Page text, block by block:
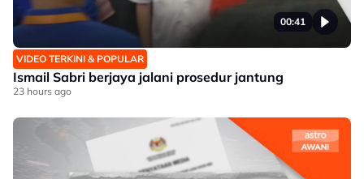
00:41
VIDEO TERKINI & POPULAR
Ismail Sabri berjaya jalani prosedur jantung
23 hours ago